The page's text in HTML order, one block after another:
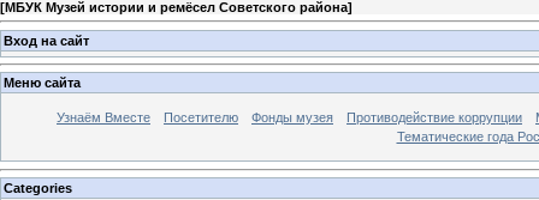
[МБУК Музей истории и ремёсел Советского района]
Вход на сайт
Меню сайта
Узнаём Вместе Посетителю Фонды музея Противодействие коррупции
Тематические года
Categories